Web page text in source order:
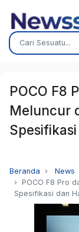
POCO F8
Meluncur
Beranda
News
POCO F8 Pro
Spesifikasi dan